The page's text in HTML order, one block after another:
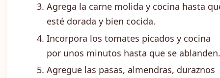
Agrega la carne molida y cocina hasta
esté dorada y bien cocida.
Incorpora los tomates picados y cocina
por unos minutos hasta que se ablanden.
Agregue las pasas, almendras, duraznos